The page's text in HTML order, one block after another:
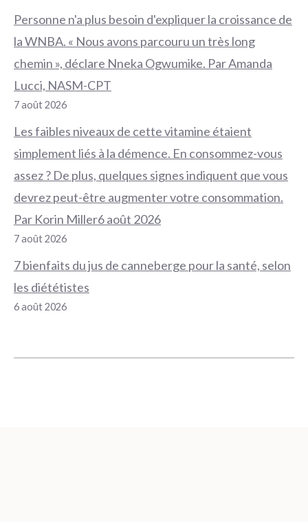
Personne n'a plus besoin d'expliquer la croissance de
la WNBA. « Nous avons parcouru un très long
chemin », déclare Nneka Ogwumike. Par Amanda
Lucci, NASM-CPT
7 août 2026
Les faibles niveaux de cette vitamine étaient
simplement liés à la démence. En consommez-vous
assez ? De plus, quelques signes indiquent que vous
devrez peut-être augmenter votre consommation.
Par Korin Miller6 août 2026
7 août 2026
7 bienfaits du jus de canneberge pour la santé, selon
les diététistes
6 août 2026